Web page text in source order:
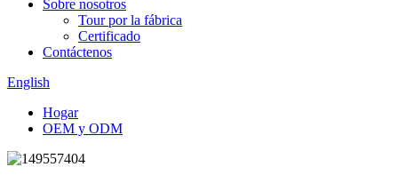
Sobre nosotros
Tour por la fábrica
Certificado
Contáctenos
English
Hogar
OEM y ODM